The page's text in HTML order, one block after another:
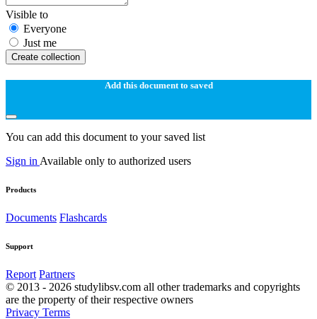
Visible to
Everyone
Just me
Create collection
Add this document to saved
You can add this document to your saved list
Sign in Available only to authorized users
Products
Documents Flashcards
Support
Report Partners
© 2013 - 2026 studylibsv.com all other trademarks and copyrights
are the property of their respective owners
Privacy Terms